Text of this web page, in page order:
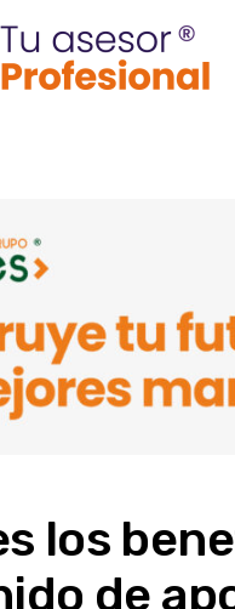
los
de